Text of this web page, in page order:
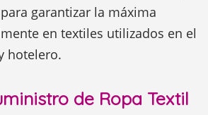
para garantizar la máxima
en textiles utilizados en el
hotelero.
de Ropa Textil